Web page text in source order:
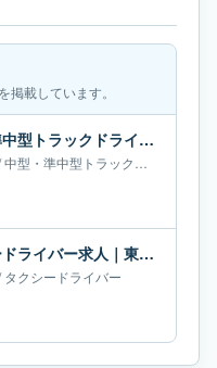
載しています。
サンライン株式会社の中型・準中型トラックドライバー求人｜東京都足立区｜月給55万-65万円
中型・準中型トラックドライバー
昭栄自動車株式会社のタクシードライバー求人｜東京都足立区｜月給24万円
タクシードライバー